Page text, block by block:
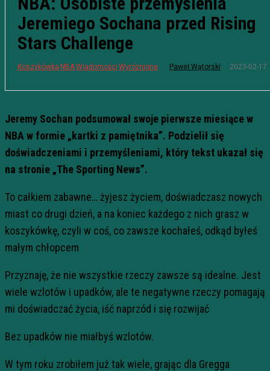
Jeremiego Sochana przed Rising
Stars Challenge
Koszykówka NBAWiadomości Wyróżnione Paweł Wątorski 2023-02-17
Jeremy Sochan podsumował swoje pierwsze miesiące w
NBA w formie „kartki z pamiętnika”. Podzielił się
doświadczeniami i przemyśleniami, który tekst ukazał się
na stronie „The Sporting News”.
To całkiem zabawne… żyjesz życiem, doświadczasz nowych
miast co drugi dzień, a na koniec każdego z nich grasz w
koszykówkę, czyli w coś, co zawsze kochałeś, odkąd byłeś
małym chłopcem
Przyznaję, że nie wszystkie rzeczy zawsze są idealne. Jest
wiele wzlotów i upadków, ale te negatywne rzeczy pomagają
mi doświadczać życia, iść naprzód i się rozwijać
Bez upadków nie miałbyś wzlotów.
W tym roku zrobiłem już tak wiele, grając dla Gregga